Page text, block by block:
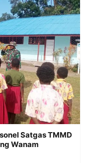
Satgas TMMD
Wanam